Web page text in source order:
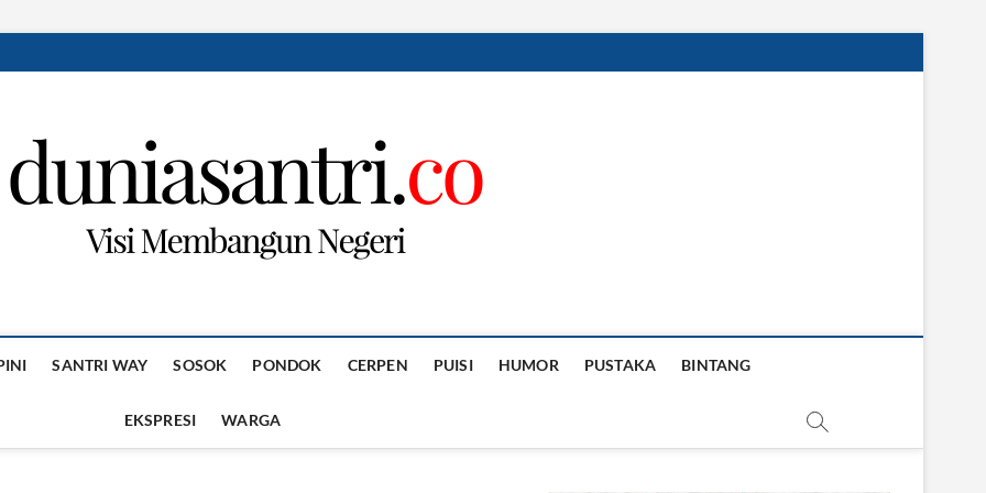
SANTRI WAY SOSOK PONDOK CERPEN PUISI HUMOR PUSTAKA BINTANG
EKSPRESI WARGA